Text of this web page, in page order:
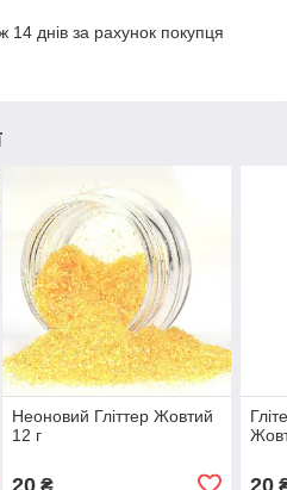
днів за рахунок покупця
Неоновий Гліттер Жовтий
12 г
20₴ 20